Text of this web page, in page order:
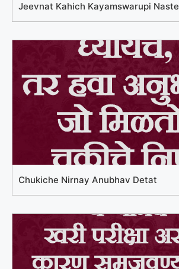
Jeevnat Kahich Kayamswarupi Naste
Chukiche Nirnay Anubhav Detat